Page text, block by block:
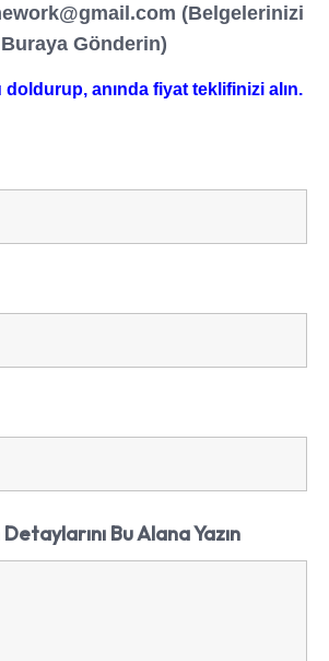
(Belgelerinizi
Buraya Gönderin)
doldurup, anında fiyat teklifinizi alın.
Bu Alana Yazın